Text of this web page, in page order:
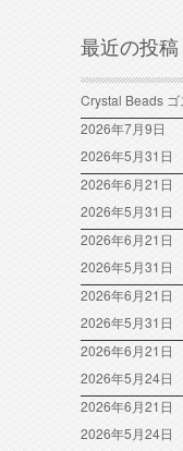
最近の投稿
Crystal Beads
2026年7月9日
2026年5月31
2026年6月21日
2026年5月31
2026年6月21日
2026年5月31
2026年6月21日
2026年5月31
2026年6月21日
2026年5月24日
2026年6月21日
2026年5月24